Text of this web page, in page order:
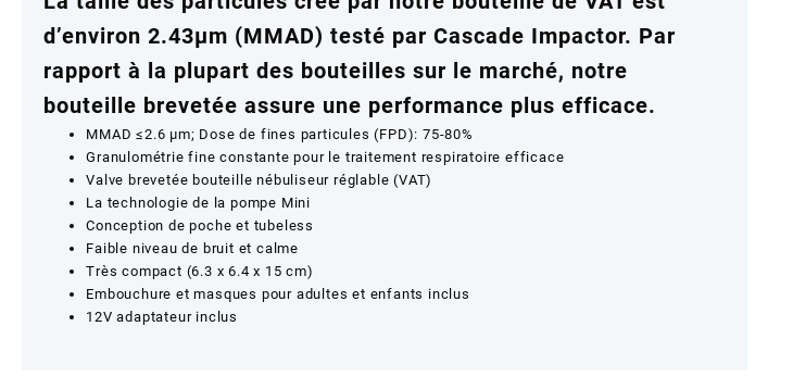
d’environ 2.43μm (MMAD) testé par Cascade Impactor. Par
rapport à la plupart des bouteilles sur le marché, notre
bouteille brevetée assure une performance plus efficace.
MMAD ≤2.6 μm; Dose de fines particules (FPD): 75-80%
Granulométrie fine constante pour le traitement respiratoire efficace
Valve brevetée bouteille nébuliseur réglable (VAT)
La technologie de la pompe Mini
Conception de poche et tubeless
Faible niveau de bruit et calme
Très compact (6.3 x 6.4 x 15 cm)
Embouchure et masques pour adultes et enfants inclus
12V adaptateur inclus